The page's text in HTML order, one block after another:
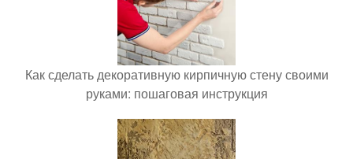
Как сделать декоративную кирпичную стену своими
руками: пошаговая инструкция